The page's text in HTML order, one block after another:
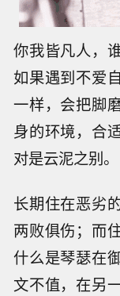
你我皆凡人，
如果遇到不爱
一样，会把脚
身的环境，合
对是云泥之别。
长期住在恶劣
两败俱伤；而
什么是琴瑟在
文不值，在另